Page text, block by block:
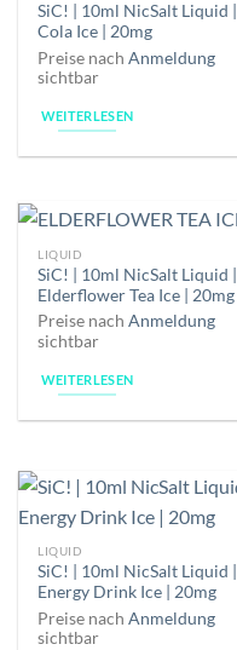
SiC! | 10ml NicSalt Liquid |
Cola Ice | 20mg
Preise nachAnmeldung
sichtbar
WEITERLESEN
LIQUID
SiC! | 10ml NicSalt Liquid |
Elderflower Tea Ice | 20mg
Preise nachAnmeldung
sichtbar
WEITERLESEN
LIQUID
SiC! | 10ml NicSalt Liquid |
Energy Drink Ice | 20mg
Preise nachAnmeldung
sichtbar